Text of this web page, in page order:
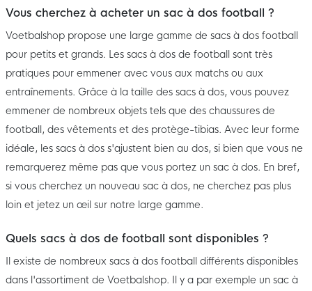
Vous cherchez à acheter un sac à dos football ?
Voetbalshop propose une large gamme de sacs à dos football
pour petits et grands. Les sacs à dos de football sont très
pratiques pour emmener avec vous aux matchs ou aux
entraînements. Grâce à la taille des sacs à dos, vous pouvez
emmener de nombreux objets tels que des chaussures de
football, des vêtements et des protège-tibias. Avec leur forme
idéale, les sacs à dos s'ajustent bien au dos, si bien que vous ne
remarquerez même pas que vous portez un sac à dos. En bref,
si vous cherchez un nouveau sac à dos, ne cherchez pas plus
loin et jetez un œil sur notre large gamme.
Quels sacs à dos de football sont disponibles ?
Il existe de nombreux sacs à dos football différents disponibles
dans l'assortiment de Voetbalshop. Il y a par exemple un sac à